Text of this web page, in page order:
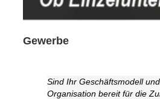
Gewerbe
Sind Ihr Geschäftsmodell
Organisation bereit für die